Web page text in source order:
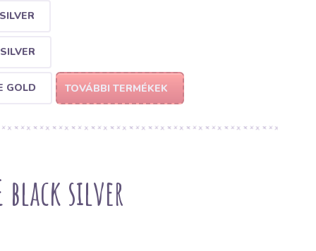
GOLD TOVÁBBI TERMÉKEK
black silver